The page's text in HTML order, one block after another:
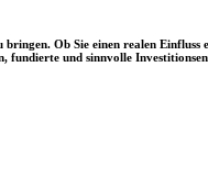
Ob Sie einen realen Einfluss
fundierte und sinnvolle